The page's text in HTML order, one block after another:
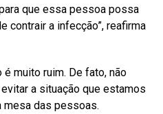
que essa pessoa possa
contrair a infecção”, reafirma
muito ruim. De fato, não
a situação que estamos
mesa das pessoas.